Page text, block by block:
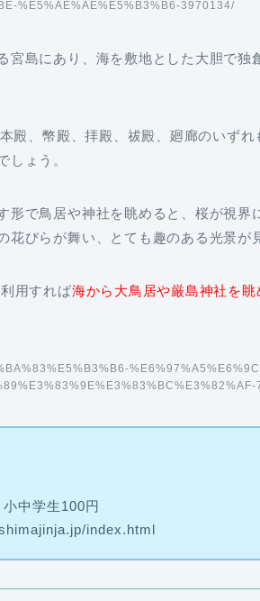
%E5%AE%AE%E5%B3%B6-3970134/
宮島にあり、海を敷地とした大胆で独
殿、幣殿、拝殿、祓殿、廻廊のいずれ
しょう。
形で鳥居や神社を眺めると、桜が視界
びらが舞い、とても趣のある光景が
用すれば海から大鳥居や厳島神社を
中学生100円
index.html